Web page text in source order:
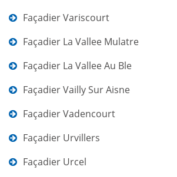
Façadier Variscourt
Façadier La Vallee Mulatre
Façadier La Vallee Au Ble
Façadier Vailly Sur Aisne
Façadier Vadencourt
Façadier Urvillers
Façadier Urcel